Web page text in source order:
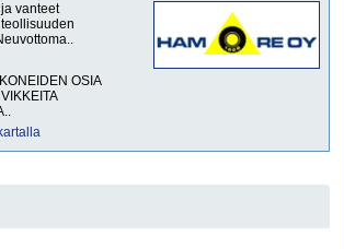
vanteet
OSIA